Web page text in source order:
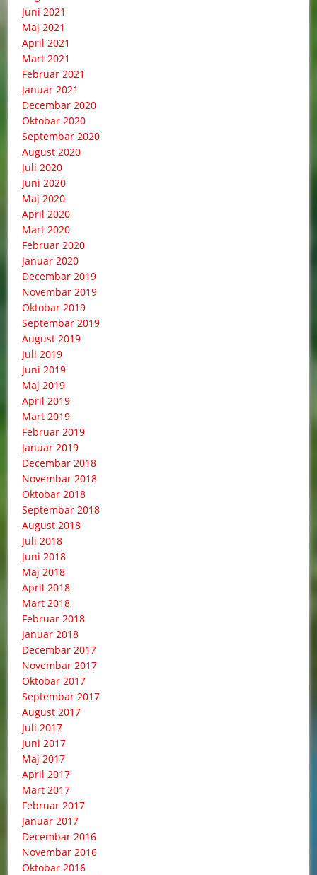
Juni 2021
Maj 2021
April 2021
Mart 2021
Februar 2021
Januar 2021
Decembar 2020
Oktobar 2020
Septembar 2020
August 2020
Juli 2020
Juni 2020
Maj 2020
April 2020
Mart 2020
Februar 2020
Januar 2020
Decembar 2019
Novembar 2019
Oktobar 2019
Septembar 2019
August 2019
Juli 2019
Juni 2019
Maj 2019
April 2019
Mart 2019
Februar 2019
Januar 2019
Decembar 2018
Novembar 2018
Oktobar 2018
Septembar 2018
August 2018
Juli 2018
Juni 2018
Maj 2018
April 2018
Mart 2018
Februar 2018
Januar 2018
Decembar 2017
Novembar 2017
Oktobar 2017
Septembar 2017
August 2017
Juli 2017
Juni 2017
Maj 2017
April 2017
Mart 2017
Februar 2017
Januar 2017
Decembar 2016
Novembar 2016
Oktobar 2016